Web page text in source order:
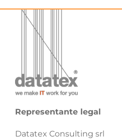
Representante legal
Datatex Consulting srl